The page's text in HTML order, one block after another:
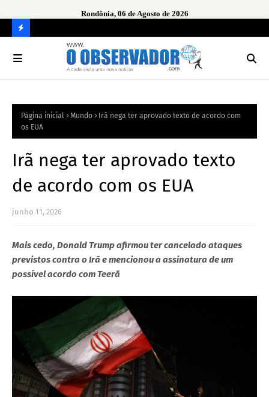
Rondônia, 06 de Agosto de 2026
O
RPágina inicial Mundo
Irã nega ter aprovado texto de acordo com
os EUA
Irã nega ter aprovado texto
de acordo com os EUA
junho 11, 2026
Mais cedo, Donald Trump afirmou ter cancelado ataques
previstos contra o Irã e mencionou a assinatura de um
possível acordo com Teerã